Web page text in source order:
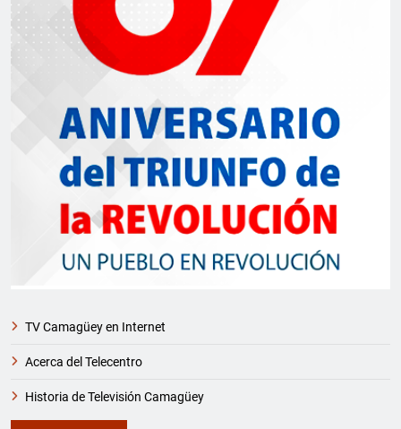
TV Camagüey en Internet
Acerca del Telecentro
Historia de Televisión Camagüey